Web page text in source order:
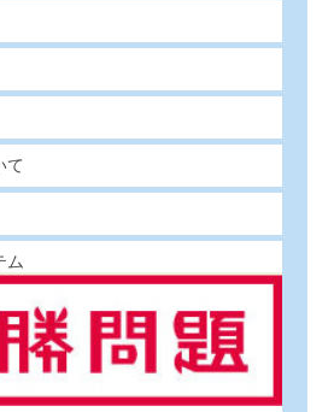
て
ム